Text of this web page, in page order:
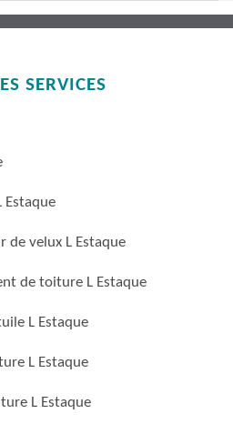
SERVICES
Estaque
de velux L Estaque
de toiture L Estaque
L Estaque
L Estaque
L Estaque